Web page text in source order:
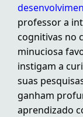
professor a
cognitivas no
minuciosa
instigam a
suas
ganham
aprendizado